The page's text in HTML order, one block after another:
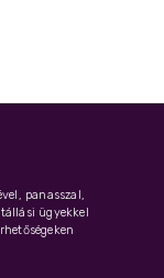
panasszal,
ügyekkel